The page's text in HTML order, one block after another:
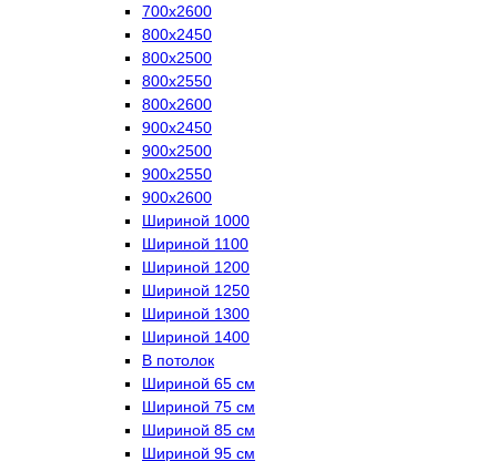
700х2600
800х2450
800х2500
800х2550
800х2600
900х2450
900х2500
900х2550
900х2600
Шириной 1000
Шириной 1100
Шириной 1200
Шириной 1250
Шириной 1300
Шириной 1400
В потолок
Шириной 65 см
Шириной 75 см
Шириной 85 см
Шириной 95 см